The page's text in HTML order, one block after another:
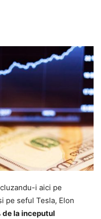
i aici pe
pe seful Tesla, Elon
de la inceputul